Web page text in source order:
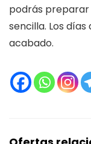
podrás
sencilla. Los días
acabado.